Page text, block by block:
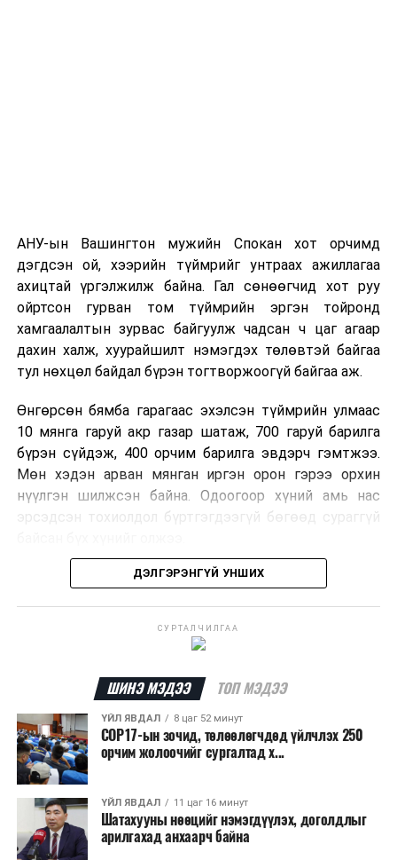
АНУ-ын Вашингтон мужийн Спокан хот орчимд
дэгдсэн ой, хээрийн түймрийг унтраах ажиллагаа
ахицтай үргэлжилж байна. Гал сөнөөгчид хот руу
ойртсон гурван том түймрийн эргэн тойронд
хамгаалалтын зурвас байгуулж чадсан ч цаг агаар
дахин халж, хуурайшилт нэмэгдэх төлөвтэй байгаа
тул нөхцөл байдал бүрэн тогтворжоогүй байгаа аж.
Өнгөрсөн бямба гарагаас эхэлсэн түймрийн улмаас
10 мянга гаруй акр газар шатаж, 700 гаруй барилга
бүрэн сүйдэж, 400 орчим барилга эвдэрч гэмтжээ.
Мөн хэдэн арван мянган иргэн орон гэрээ орхин
нүүлгэн шилжсэн байна. Одоогоор хүний амь нас
эрсэдсэн тохиолдол бүртгэгдээгүй бөгөөд сураггүй
Албаныхны мэдээлснээр түймрийн нэг голомтыг
шатаасан гэх үндэслэлээр эрүүгийн хэрэг үүсгэн
шалтгааныг үргэлжлүүлэн тогтоож байгаа бөгөөд
аянгын улмаас үүсээгүй гэж үзэж байгаа аж.
Одоогоор АНУ даяар 13 мужид 90 гаруй томоохон ой,
хээрийн түймэр идэвхтэй үргэлжилж байгаагийн
талаас илүү нь Орегон болон Вашингтон мужид
бүртгэгдсэн байна. Цаг уурын байгууллагууд ойрын
өдрүүдэд агаарын температур дахин огцом
нэмэгдэж, хуурайшилт эрчимжих төлөвтэй байгааг
ДЭЛГЭРЭНГҮЙ УНШИХ
СУРТАЛЧИЛГАА
ШИНЭ МЭДЭЭ ТОП МЭДЭЭ
ҮЙЛ ЯВДАЛ 8 цаг 52 минут
COP17-ын зочид, төлөөлөгчдөд үйлчлэх 250
орчим жолоочийг сургалтад х...
ҮЙЛ ЯВДАЛ 11 цаг 16 минут
Шатахууны нөөцийг нэмэгдүүлэх, доголдлыг
арилгахад анхаарч байна